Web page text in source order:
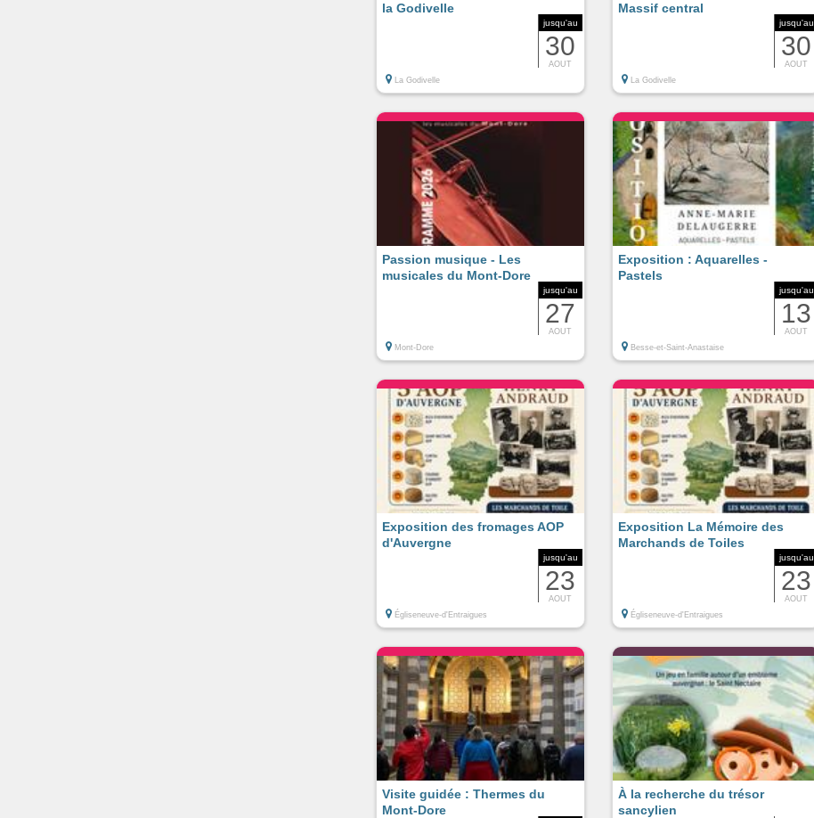
jusqu'au
30
AOUT
la Godivelle
La Godivelle
jusqu'au
30
AOUT
Massif central
La Godivelle
jusqu'au
27
AOUT
Passion musique - Les
musicales du Mont-Dore
Mont-Dore
jusqu'au
13
AOUT
Exposition : Aquarelles -
Pastels
Besse-et-Saint-Anastaise
jusqu'au
23
AOUT
Exposition des fromages AOP
d'Auvergne
Égliseneuve-d'Entraigues
jusqu'au
23
AOUT
Exposition La Mémoire des
Marchands de Toiles
Égliseneuve-d'Entraigues
Visite guidée : Thermes du
Mont-Dore
À la recherche du trésor
sancylien